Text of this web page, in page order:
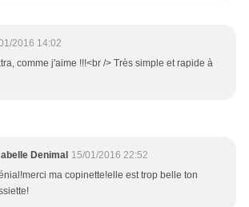
2016 14:02
comme j'aime !!!<br /> Très simple et rapide à
Denimal 15/01/2016 22:52
ma copinette!elle est trop belle ton